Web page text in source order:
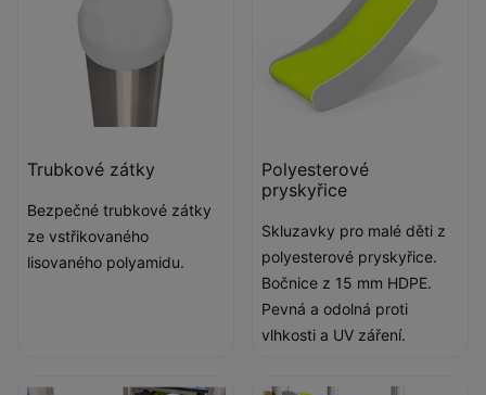
Trubkové zátky
Bezpečné trubkové zátky
ze vstřikovaného
lisovaného polyamidu.
Polyesterové
pryskyřice
Skluzavky pro malé děti z
polyesterové pryskyřice.
Bočnice z 15 mm HDPE.
Pevná a odolná proti
vlhkosti a UV záření.